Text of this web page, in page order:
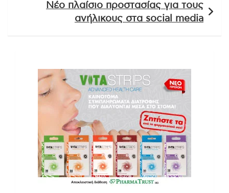
Νέο πλαίσιο προστασίας για τους
ανήλικους στα social media